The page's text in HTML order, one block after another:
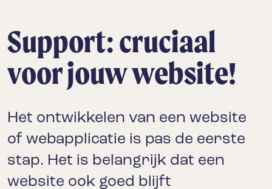
Support: cruciaal
voor jouw website!
Het ontwikkelen van een website
of webapplicatie is pas de eerste
stap. Het is belangrijk dat een
website ook goed blijft